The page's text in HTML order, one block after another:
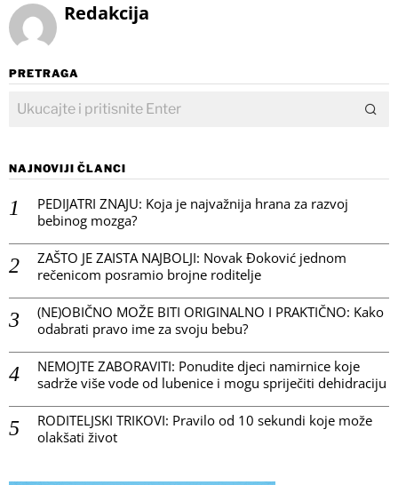
Redakcija
PRETRAGA
NAJNOVIJI ČLANCI
PEDIJATRI ZNAJU: Koja je najvažnija hrana za razvoj
bebinog mozga?
ZAŠTO JE ZAISTA NAJBOLJI: Novak Đoković jednom
rečenicom posramio brojne roditelje
(NE)OBIČNO MOŽE BITI ORIGINALNO I PRAKTIČNO: Kako
odabrati pravo ime za svoju bebu?
NEMOJTE ZABORAVITI: Ponudite djeci namirnice koje
sadrže više vode od lubenice i mogu spriječiti dehidraciju
RODITELJSKI TRIKOVI: Pravilo od 10 sekundi koje može
olakšati život